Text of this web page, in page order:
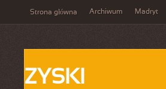
Strona główna Archiwum Madryt
ZYSKI